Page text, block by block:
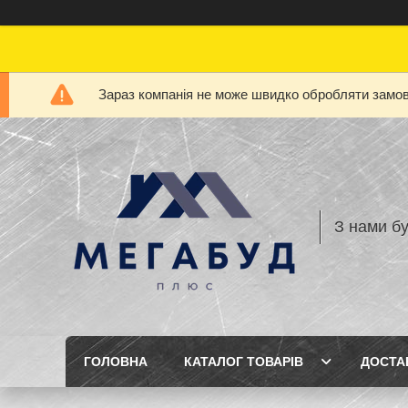
Зараз компанія не може швидко обробляти
З нами
ГОЛОВНА КАТАЛОГ ТОВАРІВ